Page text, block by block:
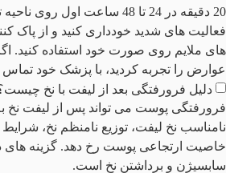
20 دقیقه در 24 تا 48 ساعت اول
فعالیت های شدید خودداری کنید و از پاک
های ملایم روی صورت خود استفاده کنید.
عوارض را تجربه کردید، با پزشک خود تماس
دلیل فرورفتگی بعد از لیفت با نخ
فرورفتگی پوست می تواند پس از لیفت نخ
نامناسب نخ لیفت، توزیع نامنظم نخ،
خاصیت ارتجاعی پوست رخ دهد. گزینه های
سابسیژن و برداشتن نخ است.